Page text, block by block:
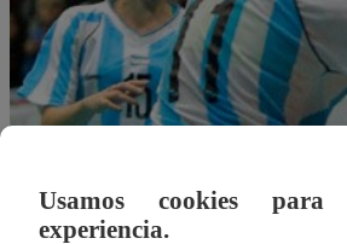
Redacción Latina
09 de julio 2019
Usamos cookies
experiencia.